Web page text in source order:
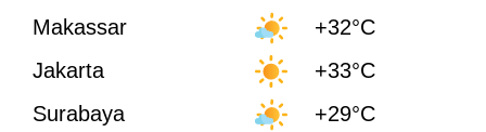
Makassar
+32°C
Jakarta
+33°C
Surabaya
+29°C